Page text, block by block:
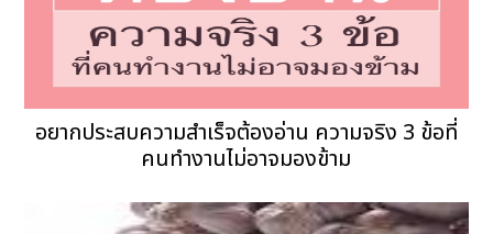
อยากประสบความสำเร็จต้องอ่าน ความจริง 3 ข้อที่
คนทำงานไม่อาจมองข้าม